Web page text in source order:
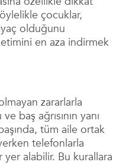
çocuklar,
olduğunu
en aza indirmek
zararlarla
baş ağrısının yanı
tüm aile ortak
telefonlarla
alabilir. Bu kurallara